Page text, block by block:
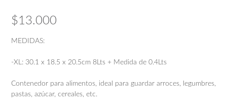
$13.000
MEDIDAS:
-XL: 30.1 x 18.5 x 20.5cm 8Lts + Medida de 0.4Lts
Contenedor para alimentos, ideal para guardar arroces, legumbres,
pastas, azúcar, cereales, etc.